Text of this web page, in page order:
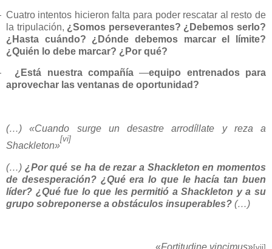
Cuatro intentos hicieron falta para poder rescatar al resto de
la tripulación, ¿Somos perseverantes? ¿Debemos serlo?
¿Hasta cuándo? ¿Dónde debemos marcar el límite?
¿Quién lo debe marcar? ¿Por qué?
¿Está nuestra compañía—equipo entrenados para
aprovechar las ventanas de oportunidad?
(…) «Cuando surge un desastre arrodíllate y reza a
Shackleton»
[vi]
(…) ¿Por qué se ha de rezar a Shackleton en momentos
de desesperación? ¿Qué era lo que le hacía tan buen
líder? ¿Qué fue lo que les permitió a Shackleton y a su
grupo sobreponerse a obstáculos insuperables? (…)